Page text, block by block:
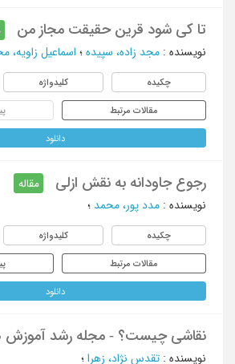
تا کی شود قرین حقیقت مجاز من
نویسنده : مجد زاده، سپیده ؛ اسماعیل زاویه،
چکیده کلیدواژه
مقالات مرتبط
دانلود
رجوع جاودانه به نقش ازلی
مقاله
نویسنده : مدد پور، محمد ؛
چکیده کلیدواژه
مقالات مرتبط
دانلود
نقاشی چیست؟ - مجله رشد آموزش
نویسنده : تقدس نژاد، زهرا ؛